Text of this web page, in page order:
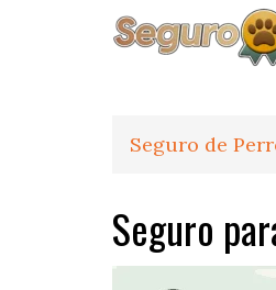
Seguro de
Seguro